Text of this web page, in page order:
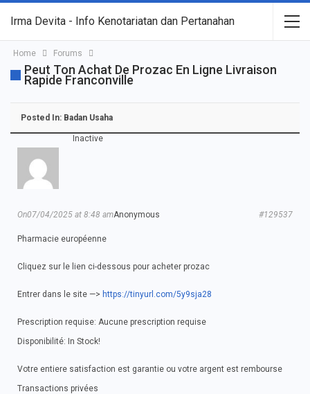
Irma Devita - Info Kenotariatan dan Pertanahan
Home Forums
Peut Ton Achat De Prozac En Ligne Livraison
Rapide Franconville
Posted In: Badan Usaha
Inactive
Anonymous
On07/04/2025 at 8:48 am #129537
Pharmacie européenne
Cliquez sur le lien ci-dessous pour acheter prozac
Entrer dans le site —> https://tinyurl.com/5y9sja28
Prescription requise: Aucune prescription requise
Disponibilité: In Stock!
Votre entiere satisfaction est garantie ou votre argent est rembourse
Transactions privées